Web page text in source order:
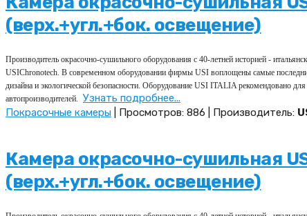
(верх.+угл.+бок. освещение)
Производитель окрасочно-сушильного оборудования с 40-летней историей -
USIChronotech. В современном оборудовании фирмы USI воплощены самые
дизайна и экологической безопасности. Оборудование USI ITALIA рекомендовано
автопроизводителей. Узнать подробнее...
Покрасочные камеры | Просмотров: 886 | Производитель:
Камера окрасочно-сушильная
(верх.+угл.+бок. освещение)